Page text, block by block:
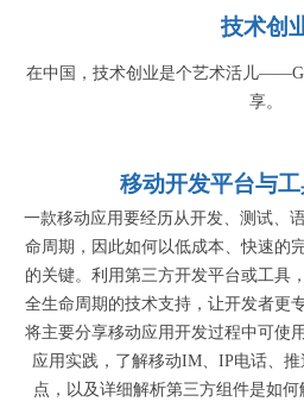
技术创
在中国，技术创业是个艺术活儿
享。
移动开发平台与
一款移动应用要经历从开发、测试、
命周期，因此如何以低成本、快速的
的关键。利用第三方开发平台或工具
全生命周期的技术支持，让开发者更
将主要分享移动应用开发过程中可使
应用实践，了解移动IM、IP电话、
点，以及详细解析第三方组件是如